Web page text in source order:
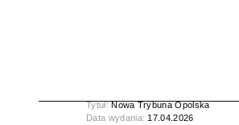
Tytuł:Nowa Trybuna Opolska
Data wydania: 17.04.2026